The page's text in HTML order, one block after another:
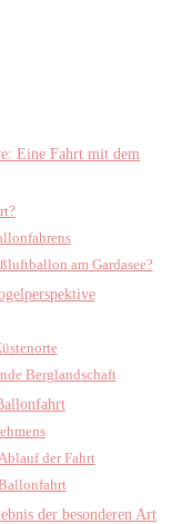
Eine Fahrt mit dem
am Gardasee?
Berglandschaft
der Fahrt
der besonderen Art